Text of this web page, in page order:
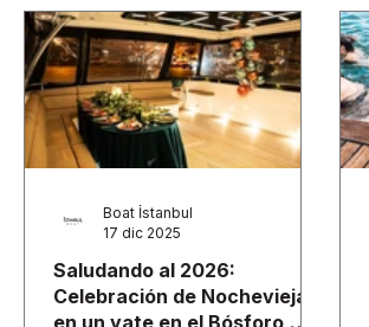
Saludando al 2026:
Celebración de Nochevieja
Boat İstanbul
17 dic 2025